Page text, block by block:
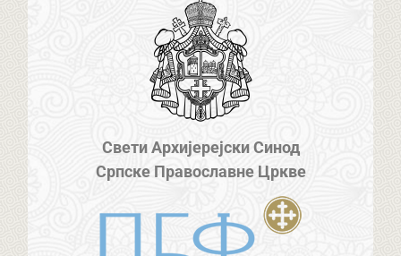
Свети Архијерејски Синод
Српске Православне Цркве